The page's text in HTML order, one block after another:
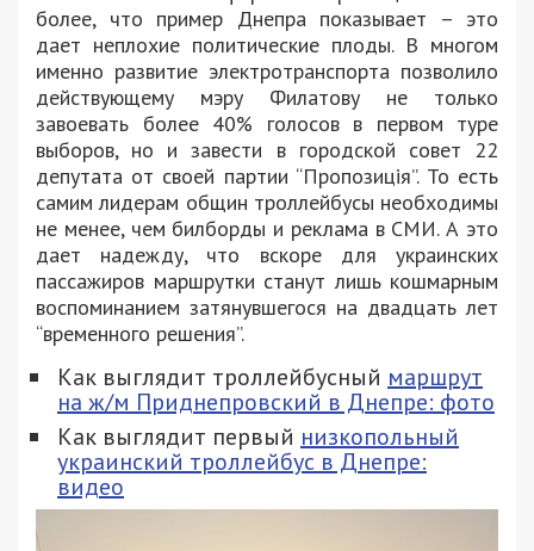
более, что пример Днепра показывает – это
дает неплохие политические плоды. В многом
именно развитие электротранспорта позволило
действующему мэру Филатову не только
завоевать более 40% голосов в первом туре
выборов, но и завести в городской совет 22
депутата от своей партии “Пропозиція”. То есть
самим лидерам общин троллейбусы необходимы
не менее, чем билборды и реклама в СМИ. А это
дает надежду, что вскоре для украинских
пассажиров маршрутки станут лишь кошмарным
воспоминанием затянувшегося на двадцать лет
“временного решения”.
Как выглядит троллейбусный маршрут
на ж/м Приднепровский в Днепре: фото
Как выглядит первый низкопольный
украинский троллейбус в Днепре:
видео